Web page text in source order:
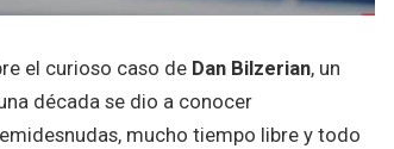
el curioso caso de Dan Bilzerian, un
década se dio a conocer
mucho tiempo libre y todo